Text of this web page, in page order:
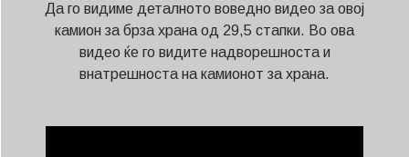
Да го видиме деталното воведно видео за овој
камион за брза храна од 29,5 стапки. Во ова
видео ќе го видите надворешноста и
внатрешноста на камионот за храна.